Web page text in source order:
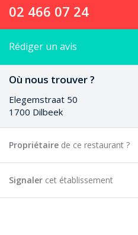
02 466 07 24
Rédiger un avis
Où nous trouver ?
Elegemstraat 50
1700 Dilbeek
Propriétaire de ce restaurant ?
Signaler cet établissement